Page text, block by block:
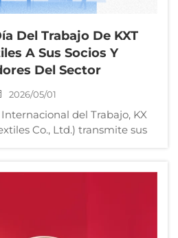
Del Trabajo De KXT
A Sus Socios Y
Del Sector
2026/05/01
del Trabajo, KX
Co., Ltd.) transmite sus
que han estado
en el sector de los